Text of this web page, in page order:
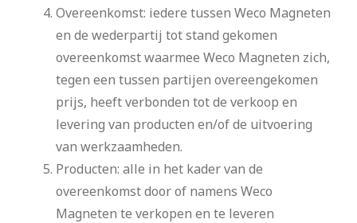
Overeenkomst: iedere tussen Weco Magneten
en de wederpartij tot stand gekomen
overeenkomst waarmee Weco Magneten zich,
tegen een tussen partijen overeengekomen
prijs, heeft verbonden tot de verkoop en
levering van producten en/of de uitvoering
van werkzaamheden.
Producten: alle in het kader van de
overeenkomst door of namens Weco
Magneten te verkopen en te leveren